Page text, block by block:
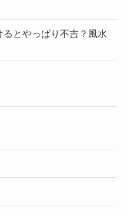
とやっぱり不吉？風水